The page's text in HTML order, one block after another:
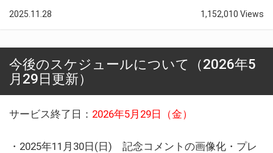
2025.11.28 1,152,010 Views
今後のスケジュールについて（2026年5
月29日更新）
サービス終了日： 2026年5月29日（金）
・2025年11月30日(日) 記念コメントの画像化・プレ